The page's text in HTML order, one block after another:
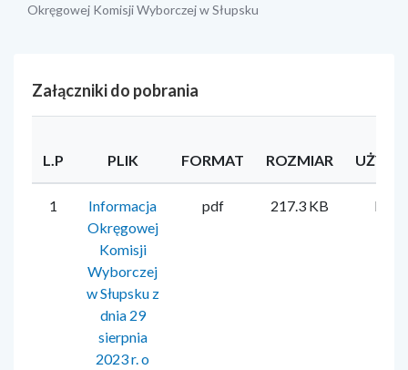
Okręgowej Komisji Wyborczej w Słupsku
Załączniki do pobrania
L.P PLIK FORMAT ROZMIAR
1
Informacja
Okręgowej
Komisji
Wyborczej
w Słupsku z
dnia 29
sierpnia
2023 r. o
pdf 217.3 KB